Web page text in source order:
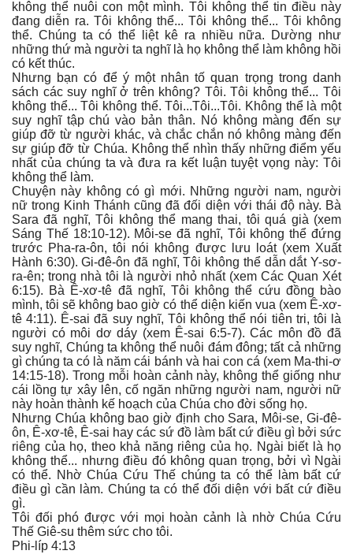
không thể nuôi con một mình. Tôi không thể tin điều này
đang diễn ra. Tôi không thể... Tôi không thể... Tôi không
thể. Chúng ta có thể liệt kê ra nhiều nữa. Dường như
những thứ mà người ta nghĩ là họ không thể làm không hồi
có kết thúc.
Nhưng bạn có để ý một nhân tố quan trọng trong danh
sách các suy nghĩ ở trên không? Tôi. Tôi không thể... Tôi
không thể... Tôi không thể. Tôi...Tôi...Tôi. Không thể là một
suy nghĩ tập chú vào bản thân. Nó không màng đến sự
giúp đỡ từ người khác, và chắc chắn nó không màng đến
sự giúp đỡ từ Chúa. Không thể nhìn thấy những điểm yếu
nhất của chúng ta và đưa ra kết luận tuyệt vọng này: Tôi
không thể làm.
Chuyện này không có gì mới. Những người nam, người
nữ trong Kinh Thánh cũng đã đối diện với thái độ này. Bà
Sara đã nghĩ, Tôi không thể mang thai, tôi quá già (xem
Sáng Thế 18:10-12). Môi-se đã nghĩ, Tôi không thể đứng
trước Pha-ra-ôn, tôi nói không được lưu loát (xem Xuất
Hành 6:30). Gi-đê-ôn đã nghĩ, Tôi không thể dẫn dắt Y-sơ-
ra-ên; trong nhà tôi là người nhỏ nhất (xem Các Quan Xét
6:15). Bà Ê-xơ-tê đã nghĩ, Tôi không thể cứu đồng bào
mình, tôi sẽ không bao giờ có thể diện kiến vua (xem Ê-xơ-
tê 4:11). Ê-sai đã suy nghĩ, Tôi không thể nói tiên tri, tôi là
người có môi dơ dáy (xem Ê-sai 6:5-7). Các môn đồ đã
suy nghĩ, Chúng ta không thể nuôi đám đông; tất cả những
gì chúng ta có là năm cái bánh và hai con cá (xem Ma-thi-ơ
14:15-18). Trong mỗi hoàn cảnh này, không thể giống như
cái lồng tự xây lên, cố ngăn những người nam, người nữ
này hoàn thành kế hoạch của Chúa cho đời sống họ.
Nhưng Chúa không bao giờ định cho Sara, Môi-se, Gi-đê-
ôn, Ê-xơ-tê, Ê-sai hay các sứ đồ làm bất cứ điều gì bởi sức
riêng của họ, theo khả năng riêng của họ. Ngài biết là họ
không thể... nhưng điều đó không quan trọng, bởi vì Ngài
có thể. Nhờ Chúa Cứu Thế chúng ta có thể làm bất cứ
điều gì cần làm. Chúng ta có thể đối diện với bất cứ điều
gì.
Tôi đối phó được với mọi hoàn cảnh là nhờ Chúa Cứu
Thế Giê-su thêm sức cho tôi.
Phi-líp 4:13